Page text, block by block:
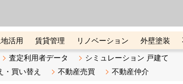
活用 賃貸管理 リノベーション 外壁塗装
リビンマガジンBiz 不動産売却ご相談デスク
査定利用者データ
シミュレーション 戸建て
・買い替え 不動産売買 不動産仲介